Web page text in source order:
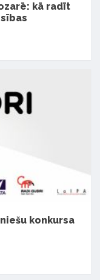
kā radīt
konkursa